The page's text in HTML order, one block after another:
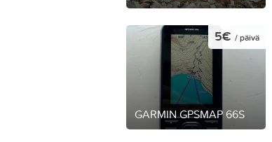
GARMIN GPSMAP 66S
5€ / päivä